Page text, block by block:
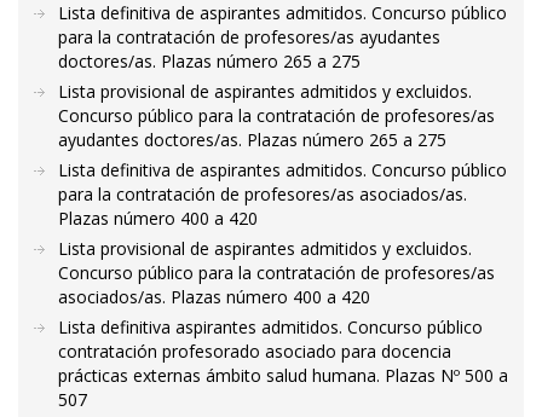
Lista definitiva de aspirantes admitidos. Concurso público
para la contratación de profesores/as ayudantes
doctores/as. Plazas número 265 a 275
Lista provisional de aspirantes admitidos y excluidos.
Concurso público para la contratación de profesores/as
ayudantes doctores/as. Plazas número 265 a 275
Lista definitiva de aspirantes admitidos. Concurso público
para la contratación de profesores/as asociados/as.
Plazas número 400 a 420
Lista provisional de aspirantes admitidos y excluidos.
Concurso público para la contratación de profesores/as
asociados/as. Plazas número 400 a 420
Lista definitiva aspirantes admitidos. Concurso público
contratación profesorado asociado para docencia
prácticas externas ámbito salud humana. Plazas Nº 500 a
507